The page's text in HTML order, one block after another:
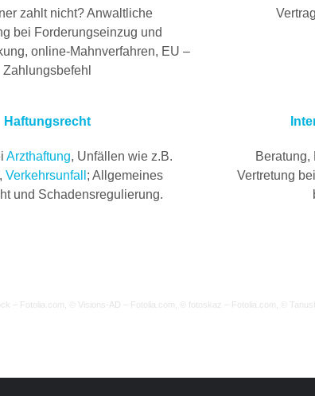
zahlt nicht? Anwaltliche
bei Forderungseinzug und
online-Mahnverfahren, EU –
Zahlungsbefehl
Haftungsrecht
Arzthaftung, Unfällen wie z.B.
Verkehrsunfall ; Allgemeines
und Schadensregulierung.
Vertretung
Fotolia.com, © Visions-AD – Fotolia.com, © fotoskaz – Fotolia.com, ©